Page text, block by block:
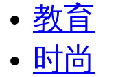
教育
时尚